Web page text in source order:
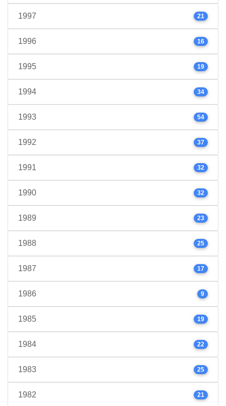
1997 21
1996 16
1995 19
1994 34
1993 54
1992 37
1991 32
1990 32
1989 23
1988 25
1987 17
1986 9
1985 19
1984 22
1983 25
1982 21